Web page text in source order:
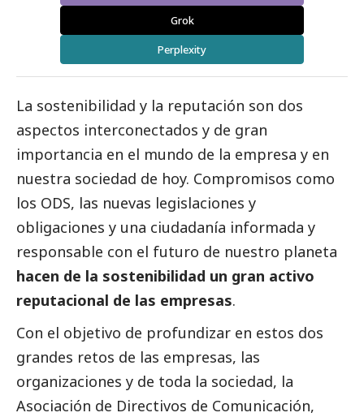
Grok
Perplexity
La sostenibilidad y la reputación son dos
aspectos interconectados y de gran
importancia en el mundo de la empresa y en
nuestra sociedad de hoy. Compromisos como
los ODS, las nuevas legislaciones y
obligaciones y una ciudadanía informada y
responsable con el futuro de nuestro planeta
hacen de la sostenibilidad un gran activo
reputacional de las empresas.
Con el objetivo de profundizar en estos dos
grandes retos de las empresas, las
organizaciones y de toda la sociedad, la
Asociación de Directivos de Comunicación,